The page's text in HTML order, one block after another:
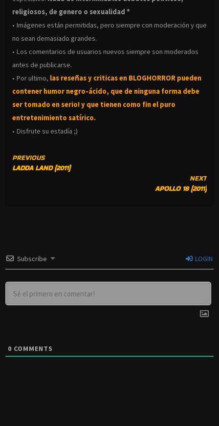
religiosos, de genero o sexualidad *
• Imágenes están permitidas, pero siempre con moderación y que
no sean demasiado grandes.
• Los comentarios de usuarios nuevos siempre son moderados
antes de publicarse.
• Por ultimo, las reseñas y criticas en BLOGHORROR pueden
contener humor negro-ácido, que de ninguna forma debe
ser tomado en serio! y que tienen como fin el puro
entretenimiento satírico.
• Disfrute su estadía ;)
CONTINUE
READING
PREVIOUS
LADDA LAND (2011)
NEXT
APOLLO 18 (2011)
Subscribe LOGIN
0 COMMENTS